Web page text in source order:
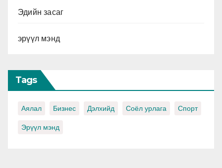
Эдийн засаг
эрүүл мэнд
Tags
Аялал Бизнес Дэлхийд Соёл урлага Спорт
Эрүүл мэнд